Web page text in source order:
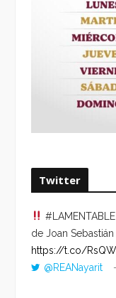
Twitter
#LAMENTABLE
de Joan
https://t.co/
@REANayarit